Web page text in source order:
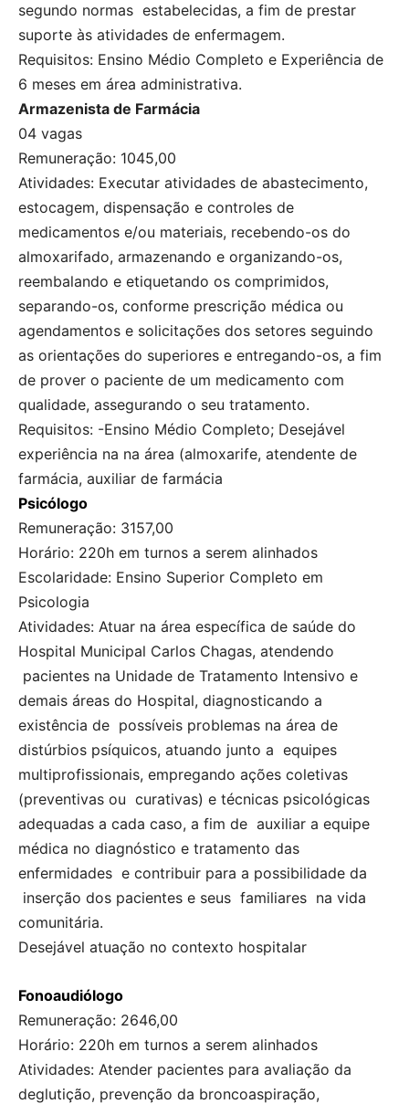
segundo normas estabelecidas, a fim de prestar
suporte às atividades de enfermagem.
Requisitos: Ensino Médio Completo e Experiência de
6 meses em área administrativa.
Armazenista de Farmácia
04 vagas
Remuneração: 1045,00
Atividades: Executar atividades de abastecimento,
estocagem, dispensação e controles de
medicamentos e/ou materiais, recebendo-os do
almoxarifado, armazenando e organizando-os,
reembalando e etiquetando os comprimidos,
separando-os, conforme prescrição médica ou
agendamentos e solicitações dos setores seguindo
as orientações do superiores e entregando-os, a fim
de prover o paciente de um medicamento com
qualidade, assegurando o seu tratamento.
Requisitos: -Ensino Médio Completo; Desejável
experiência na na área (almoxarife, atendente de
farmácia, auxiliar de farmácia
Psicólogo
Remuneração: 3157,00
Horário: 220h em turnos a serem alinhados
Escolaridade: Ensino Superior Completo em
Psicologia
Atividades: Atuar na área específica de saúde do
Hospital Municipal Carlos Chagas, atendendo
pacientes na Unidade de Tratamento Intensivo e
demais áreas do Hospital, diagnosticando a
existência de possíveis problemas na área de
distúrbios psíquicos, atuando junto a equipes
multiprofissionais, empregando ações coletivas
(preventivas ou curativas) e técnicas psicológicas
adequadas a cada caso, a fim de auxiliar a equipe
médica no diagnóstico e tratamento das
enfermidades e contribuir para a possibilidade da
inserção dos pacientes e seus familiares na vida
comunitária.
Desejável atuação no contexto hospitalar
Fonoaudiólogo
Remuneração: 2646,00
Horário: 220h em turnos a serem alinhados
Atividades: Atender pacientes para avaliação da
deglutição, prevenção da broncoaspiração,